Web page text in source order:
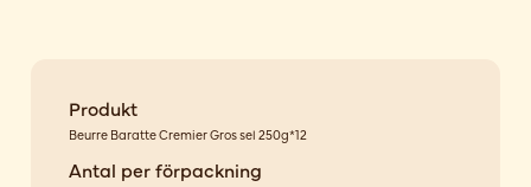
Produkt
Beurre Baratte Cremier Gros sel 250g*12
Antal per förpackning